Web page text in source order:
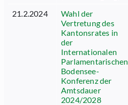
21.2.2024
Wahl der
Vertretung des
Kantonsrates in
der
Internationalen
Parlamentarischen
Bodensee-
Konferenz der
Amtsdauer
2024/2028